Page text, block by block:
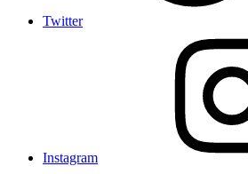
Twitter
Instagram